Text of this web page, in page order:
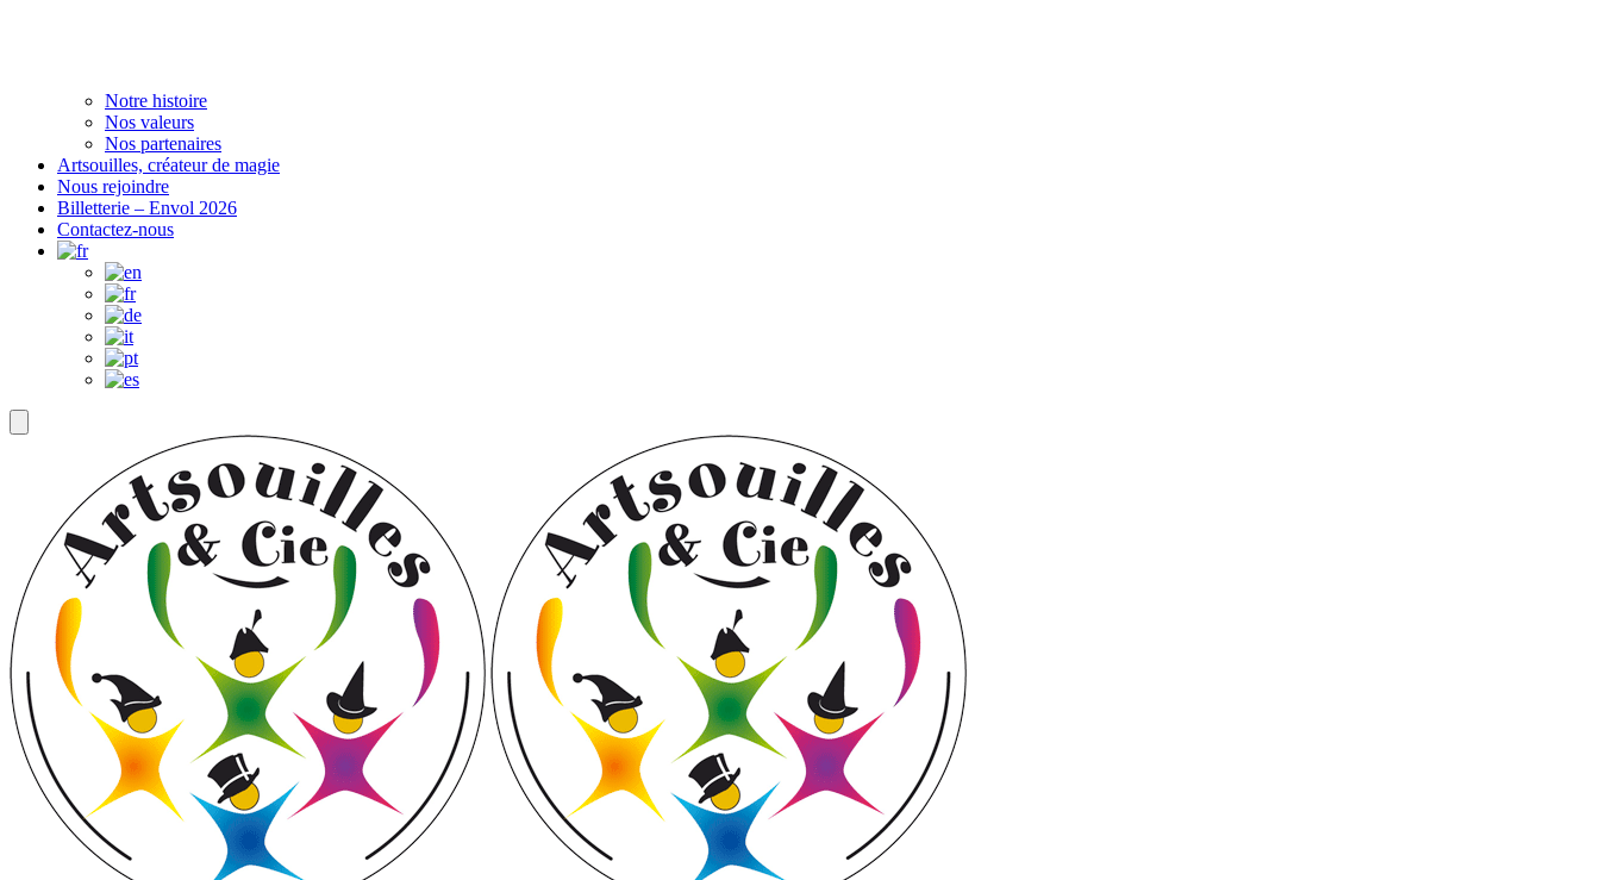
Notre histoire
Nos valeurs
Nos partenaires
Artsouilles, créateur de magie
Nous rejoindre
Billetterie – Envol 2026
Contactez-nous